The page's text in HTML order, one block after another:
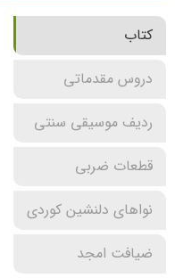
کتاب
دروس مقدماتی
ردیف موسیقی سنتی
قطعات ضربی
نواهای دلنشین کوردی
ضیافت امجد